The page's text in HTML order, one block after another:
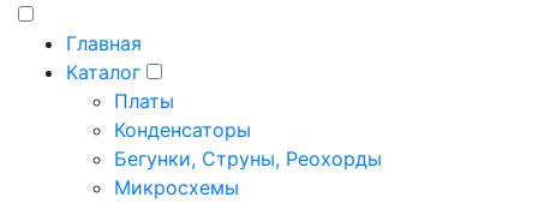
Главная
Каталог
Платы
Конденсаторы
Бегунки, Струны, Реохорды
Микросхемы